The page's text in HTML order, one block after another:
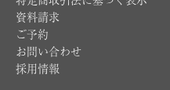
特定商取引法に基づく表示
資料請求
ご予約
お問い合わせ
採用情報